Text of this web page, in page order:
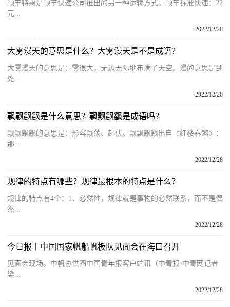
顺丰特惠是顺丰快递公司推出的另一种运输方式。顺丰标准快递：22
元...
2022/12/28
大雾漫天的意思是什么？大雾漫天是不是成语？
大雾漫天的意思是：雾很大，无边无际地布满了天空。漫的意思是到
处...
2022/12/28
飘飘飖飖是什么意思？飘飘飖飖是成语吗？
飘飘飖飖的意思是：形容飘荡、起伏。飘飘飖飖出自《红楼春趣》：
那...
2022/12/28
规律的特点有哪些？规律最根本的特点是什么？
规律的特点有4个：1、必然性，规律就是事物的必然联系，而不是偶
然...
2022/12/28
今日报丨中国国家帆船帆板队见面会在海口召开
见面会现场。中帆协供图中国青年报客户端讯（中青报·中青网记者
梁...
2022/12/28